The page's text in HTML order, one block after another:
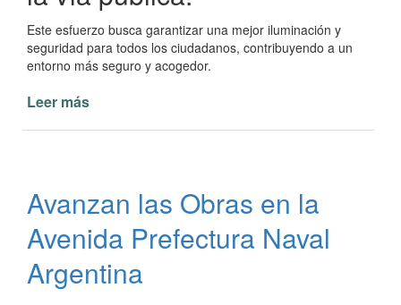
Este esfuerzo busca garantizar una mejor iluminación y
seguridad para todos los ciudadanos, contribuyendo a un
entorno más seguro y acogedor.
Leer más
el
Alumbrado
Público
Paso
Avanzan las Obras en la
Avenida Prefectura Naval
Argentina